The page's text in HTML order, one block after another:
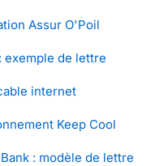
Assur O'Poil
exemple de lettre
internet
Keep Cool
: modèle de lettre